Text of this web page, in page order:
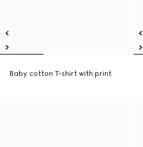
Baby cotton T-shirt with print